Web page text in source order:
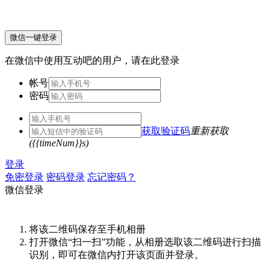
微信一键登录
在微信中使用互动吧的用户，请在此登录
帐号
密码
获取验证码重新获取
({{timeNum}}s)
登录
免密登录 密码登录 忘记密码？
微信登录
将该二维码保存至手机相册
打开微信“扫一扫”功能，从相册选取该二维码进行扫描
识别，即可在微信内打开该页面并登录。